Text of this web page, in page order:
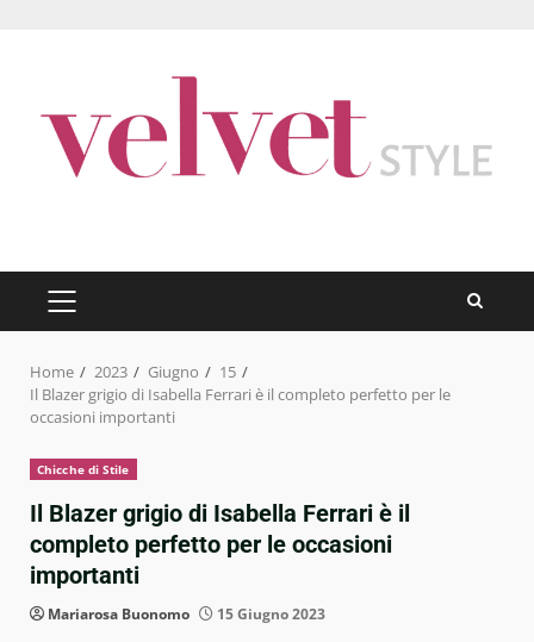
PRIMARY
MENU
Home 2023 Giugno
15
Il Blazer grigio di Isabella Ferrari è il completo perfetto per le
occasioni importanti
Chicche di Stile
Il Blazer grigio di Isabella Ferrari è il
completo perfetto per le occasioni
importanti
Mariarosa Buonomo 15 Giugno 2023